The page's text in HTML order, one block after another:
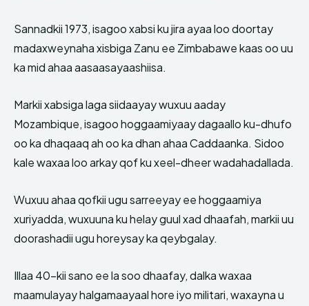
Sannadkii 1973, isagoo xabsi ku jira ayaa loo doortay
madaxweynaha xisbiga Zanu ee Zimbabawe kaas oo uu
ka mid ahaa aasaasayaashiisa.
Markii xabsiga laga siidaayay wuxuu aaday
Mozambique, isagoo hoggaamiyaay dagaallo ku-dhufo
oo ka dhaqaaq ah oo ka dhan ahaa Caddaanka. Sidoo
kale waxaa loo arkay qof ku xeel-dheer wadahadallada.
Wuxuu ahaa qofkii ugu sarreeyay ee hoggaamiya
xuriyadda, wuxuuna ku helay guul xad dhaafah, markii uu
doorashadii ugu horeysay ka qeybgalay.
Illaa 40-kii sano ee la soo dhaafay, dalka waxaa
maamulayay halgamaayaal hore iyo militari, waxayna u